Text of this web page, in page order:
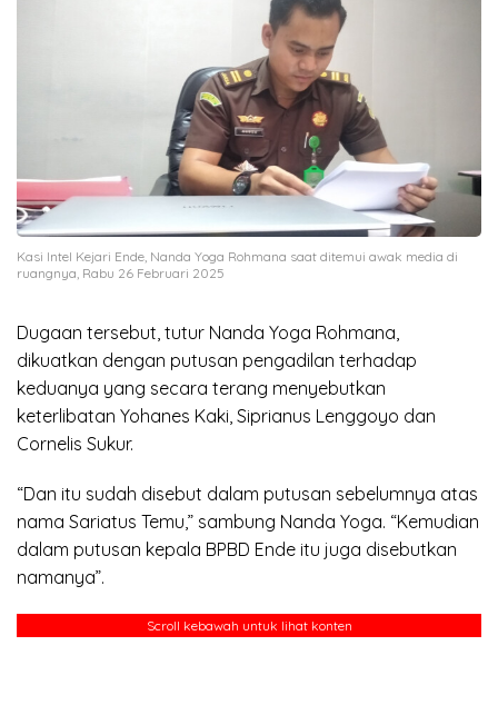
Kasi Intel Kejari Ende, Nanda Yoga Rohmana saat ditemui awak media di
ruangnya, Rabu 26 Februari 2025
Dugaan tersebut, tutur Nanda Yoga Rohmana,
dikuatkan dengan putusan pengadilan terhadap
keduanya yang secara terang menyebutkan
keterlibatan Yohanes Kaki, Siprianus Lenggoyo dan
Cornelis Sukur.
“Dan itu sudah disebut dalam putusan sebelumnya atas
nama Sariatus Temu,” sambung Nanda Yoga. “Kemudian
dalam putusan kepala BPBD Ende itu juga disebutkan
namanya”.
Scroll kebawah untuk lihat konten